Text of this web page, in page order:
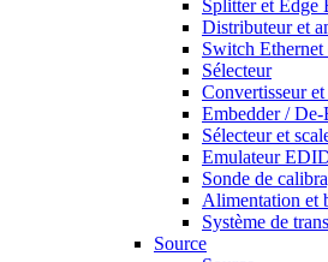
Splitter et Edge
Distributeur et
Switch
Sélecteur
Convertisseur et
Embedder / De-
Sélecteur et
Emulateur
Sonde de
Alimentation et
Système de
Source